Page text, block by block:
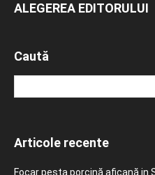
ALEGEREA EDITORULUI
Caută
Articole recente
Focar pesta porcină aficană in